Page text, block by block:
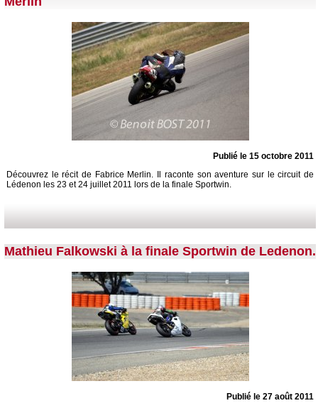
Publié le 15 octobre 2011
Découvrez le récit de Fabrice Merlin. Il raconte son aventure sur le circuit de
Lédenon les 23 et 24 juillet 2011 lors de la finale Sportwin.
Mathieu Falkowski à la finale Sportwin de Ledenon.
Publié le 27 août 2011